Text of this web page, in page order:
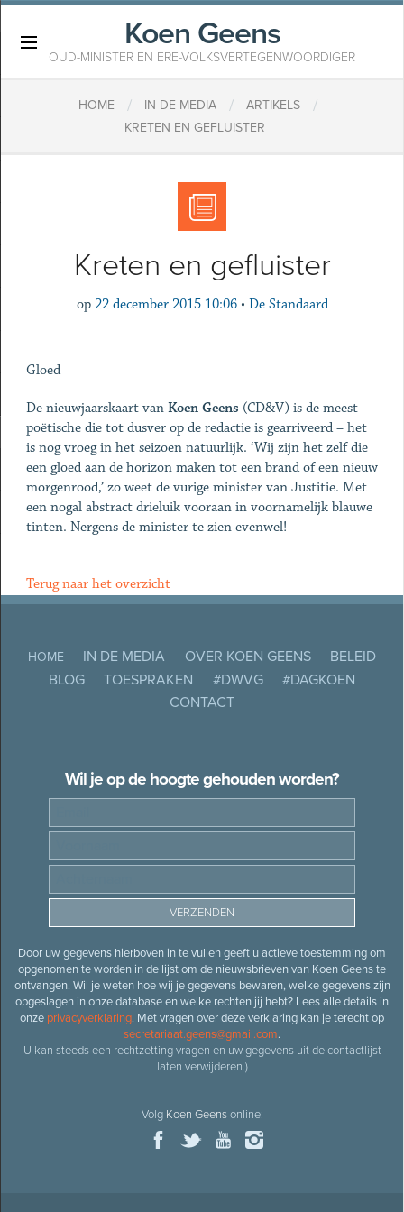
Koen Geens
OUD-MINISTER EN ERE-VOLKSVERTEGENWOORDIGER
HOME / IN DE MEDIA / ARTIKELS /
KRETEN EN GEFLUISTER
Kreten en gefluister
op 22 december 2015 10:06 • De Standaard
Gloed
De nieuwjaarskaart van Koen Geens (CD&V) is de meest
poëtische die tot dusver op de redactie is gearriveerd – het
is nog vroeg in het seizoen natuurlijk. ‘Wij zijn het zelf die
een gloed aan de horizon maken tot een brand of een nieuw
morgenrood,’ zo weet de vurige minister van Justitie. Met
een nogal abstract drieluik vooraan in voornamelijk blauwe
tinten. Nergens de minister te zien evenwel!
Terug naar het overzicht
HOME IN DE MEDIA OVER KOEN GEENS
BELEID
BLOG
TOESPRAKEN #DWVG
#DAGKOEN
CONTACT
Wil je op de hoogte gehouden worden?
Door uw gegevens hierboven in te vullen geeft u actieve toestemming om
opgenomen te worden in de lijst om de nieuwsbrieven van Koen Geens te
ontvangen. Wil je weten hoe wij je gegevens bewaren, welke gegevens zijn
opgeslagen in onze database en welke rechten jij hebt? Lees alle details in
onze privacyverklaring. Met vragen over deze verklaring kan je terecht op
secretariaat.geens@gmail.com.
U kan steeds een rechtzetting vragen en uw gegevens uit de contactlijst
laten verwijderen.)
Volg Koen Geensonline: